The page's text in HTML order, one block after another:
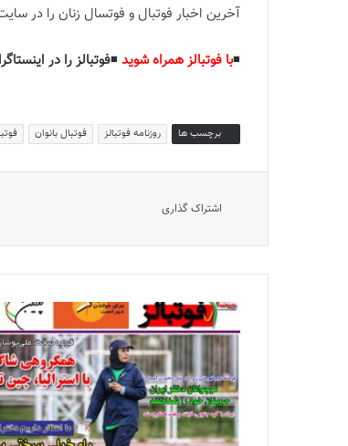
آخرین اخبار فوتبال و فوتسال زنان را در سایت
◾️با فوتبالز همراه شوید ◾️فوتبالز را در
برچسب ها روزنامه فوتبالز فوتبال بانوان
اشتراک گذاری